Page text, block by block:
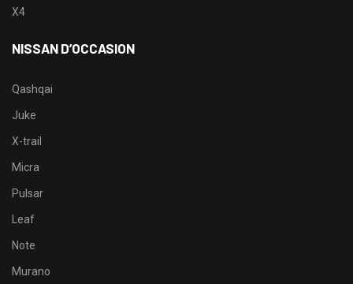
X4
NISSAN D’OCCASION
Qashqai
Juke
X-trail
Micra
Pulsar
Leaf
Note
Murano